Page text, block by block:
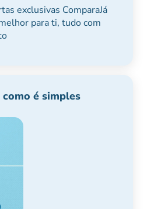
exclusivas ComparaJá
para ti, tudo com
como é simples